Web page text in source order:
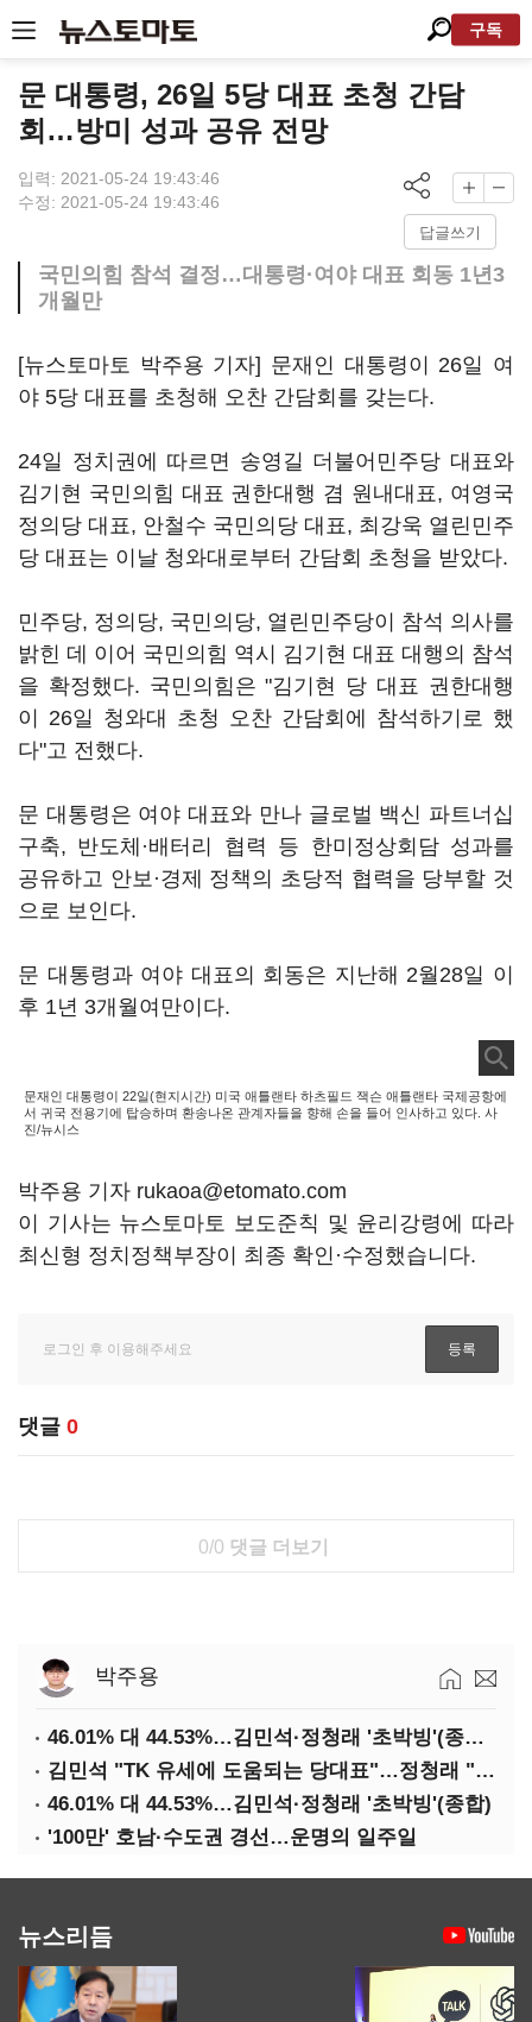
구독
문 대통령, 26일 5당 대표 초청 간담
회…방미 성과 공유 전망
입력: 2021-05-24 19:43:46
수정: 2021-05-24 19:43:46
답글쓰기
국민의힘 참석 결정…대통령·여야 대표 회동 1년3
개월만
[뉴스토마토 박주용 기자] 문재인 대통령이 26일 여
야 5당 대표를 초청해 오찬 간담회를 갖는다.
24일 정치권에 따르면 송영길 더불어민주당 대표와
김기현 국민의힘 대표 권한대행 겸 원내대표, 여영국
정의당 대표, 안철수 국민의당 대표, 최강욱 열린민주
당 대표는 이날 청와대로부터 간담회 초청을 받았다.
민주당, 정의당, 국민의당, 열린민주당이 참석 의사를
밝힌 데 이어 국민의힘 역시 김기현 대표 대행의 참석
을 확정했다. 국민의힘은 "김기현 당 대표 권한대행
이 26일 청와대 초청 오찬 간담회에 참석하기로 했
다"고 전했다.
문 대통령은 여야 대표와 만나 글로벌 백신 파트너십
구축, 반도체·배터리 협력 등 한미정상회담 성과를
공유하고 안보·경제 정책의 초당적 협력을 당부할 것
으로 보인다.
문 대통령과 여야 대표의 회동은 지난해 2월28일 이
후 1년 3개월여만이다.
문재인 대통령이 22일(현지시간) 미국 애틀랜타 하츠필드 잭슨 애틀랜타 국제공항에
서 귀국 전용기에 탑승하며 환송나온 관계자들을 향해 손을 들어 인사하고 있다. 사
진/뉴시스
박주용 기자 rukaoa@etomato.com
이 기사는 뉴스토마토 보도준칙 및 윤리강령에 따라
최신형 정치정책부장이 최종 확인·수정했습니다.
댓글 0
0/0 댓글 더보기
박주용
46.01% 대 44.53%…김민석·정청래 '초박빙'(종합 2보)
김민석 "TK 유세에 도움되는 당대표"…정청래 "벌써 대표된 양 당직 배분"
46.01% 대 44.53%…김민석·정청래 '초박빙'(종합)
'100만' 호남·수도권 경선…운명의 일주일
뉴스리듬